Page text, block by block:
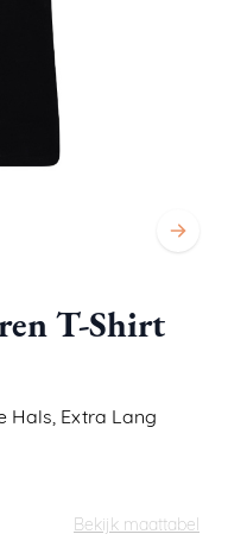
T-Shirt
Hals, Extra Lang
Bekijk maattabel